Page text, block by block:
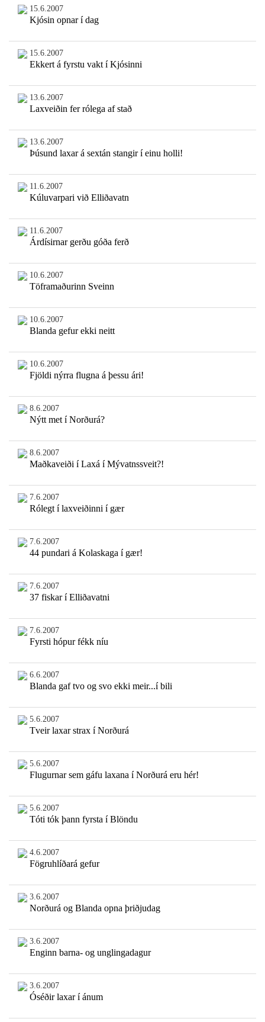
15.6.2007
Kjósin opnar í dag
15.6.2007
Ekkert á fyrstu vakt í Kjósinni
13.6.2007
Laxveiðin fer rólega af stað
13.6.2007
Þúsund laxar á sextán stangir í einu holli!
11.6.2007
Kúluvarpari við Elliðavatn
11.6.2007
Árdísirnar gerðu góða ferð
10.6.2007
Töframaðurinn Sveinn
10.6.2007
Blanda gefur ekki neitt
10.6.2007
Fjöldi nýrra flugna á þessu ári!
8.6.2007
Nýtt met í Norðurá?
8.6.2007
Maðkaveiði í Laxá í Mývatnssveit?!
7.6.2007
Rólegt í laxveiðinni í gær
7.6.2007
44 pundari á Kolaskaga í gær!
7.6.2007
37 fiskar í Elliðavatni
7.6.2007
Fyrsti hópur fékk níu
6.6.2007
Blanda gaf tvo og svo ekki meir...í bili
5.6.2007
Tveir laxar strax í Norðurá
5.6.2007
Flugurnar sem gáfu laxana í Norðurá eru hér!
5.6.2007
Tóti tók þann fyrsta í Blöndu
4.6.2007
Fögruhlíðará gefur
3.6.2007
Norðurá og Blanda opna þriðjudag
3.6.2007
Enginn barna- og unglingadagur
3.6.2007
Óséðir laxar í ánum